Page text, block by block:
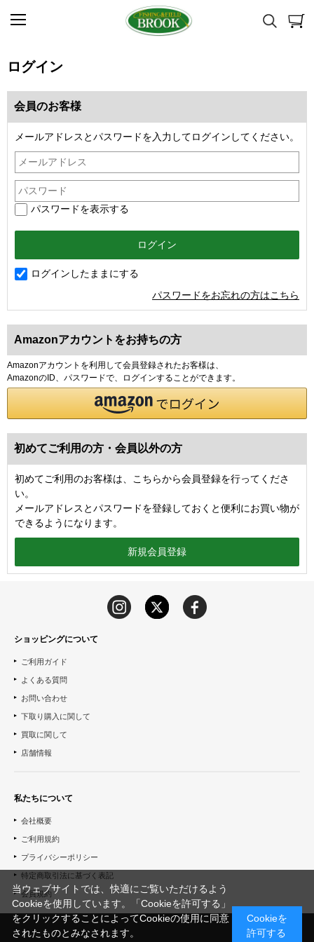
ログイン
会員のお客様
メールアドレスとパスワードを入力してログインしてください。
パスワードを表示する
ログインしたままにする
パスワードをお忘れの方はこちら
Amazonアカウントをお持ちの方
Amazonアカウントを利用して会員登録されたお客様は、
AmazonのID、パスワードで、ログインすることができます。
初めてご利用の方・会員以外の方
初めてご利用のお客様は、こちらから会員登録を行ってくださ
い。
メールアドレスとパスワードを登録しておくと便利にお買い物が
できるようになります。
ショッピングについて
ご利用ガイド
よくある質問
お問い合わせ
下取り購入に関して
買取に関して
店舗情報
私たちについて
会社概要
ご利用規約
プライバシーポリシー
特定商取引法に基づく表記
会員規約
当ウェブサイトでは、快適にご覧いただけるよう
Cookieを使用しています。「Cookieを許可する」
をクリックすることによってCookieの使用に同意
されたものとみなされます。
Cookieを
許可する